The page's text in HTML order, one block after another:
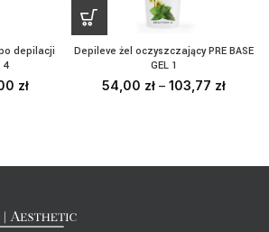
depilacji
4
zł
Depileve żel oczyszczający PRE BASE
GEL 1
54,00 zł– 103,77 zł